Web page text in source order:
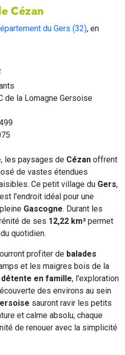
Cézan
du Gers (32), en
de la Lomagne Gersoise
, les paysages de Cézan offrent
de vastes étendues
Ce petit village du Gers,
l'endroit idéal pour une
Gascogne. Durant les
de ses 12,22 km² permet
quotidien.
profiter de balades
et les maigres bois de la
détente en famille, l'exploration
des environs au sein
sauront ravir les petits
et calme absolu, chaque
de renouer avec la simplicité